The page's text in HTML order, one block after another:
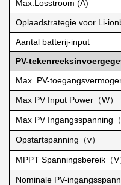
Max.Losstroom (A)
Oplaadstrategie voor Li-
Aantal batterij-input
PV-
Max. PV-
Max PV Input Power（W）
Max PV Ingangsspanning（
Opstartspanning（v）
MPPT Spanningsbereik（V
Nominale PV-